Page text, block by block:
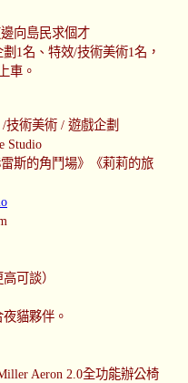
向島民求個才
1名、特效/技術美術1名，
車。
術美術 / 遊戲企劃
Studio
斯的角鬥場》《莉莉的旅
可談）
貓夥伴。
Aeron 2.0全功能辦公椅